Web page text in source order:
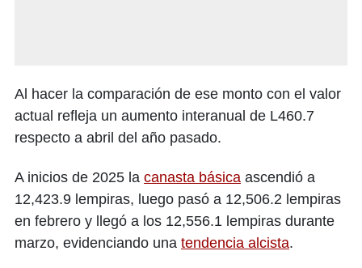
Al hacer la comparación de ese monto con el valor
actual refleja un aumento interanual de L460.7
respecto a abril del año pasado.
A inicios de 2025 la canasta básica ascendió a
12,423.9 lempiras, luego pasó a 12,506.2 lempiras
en febrero y llegó a los 12,556.1 lempiras durante
marzo, evidenciando una tendencia alcista.